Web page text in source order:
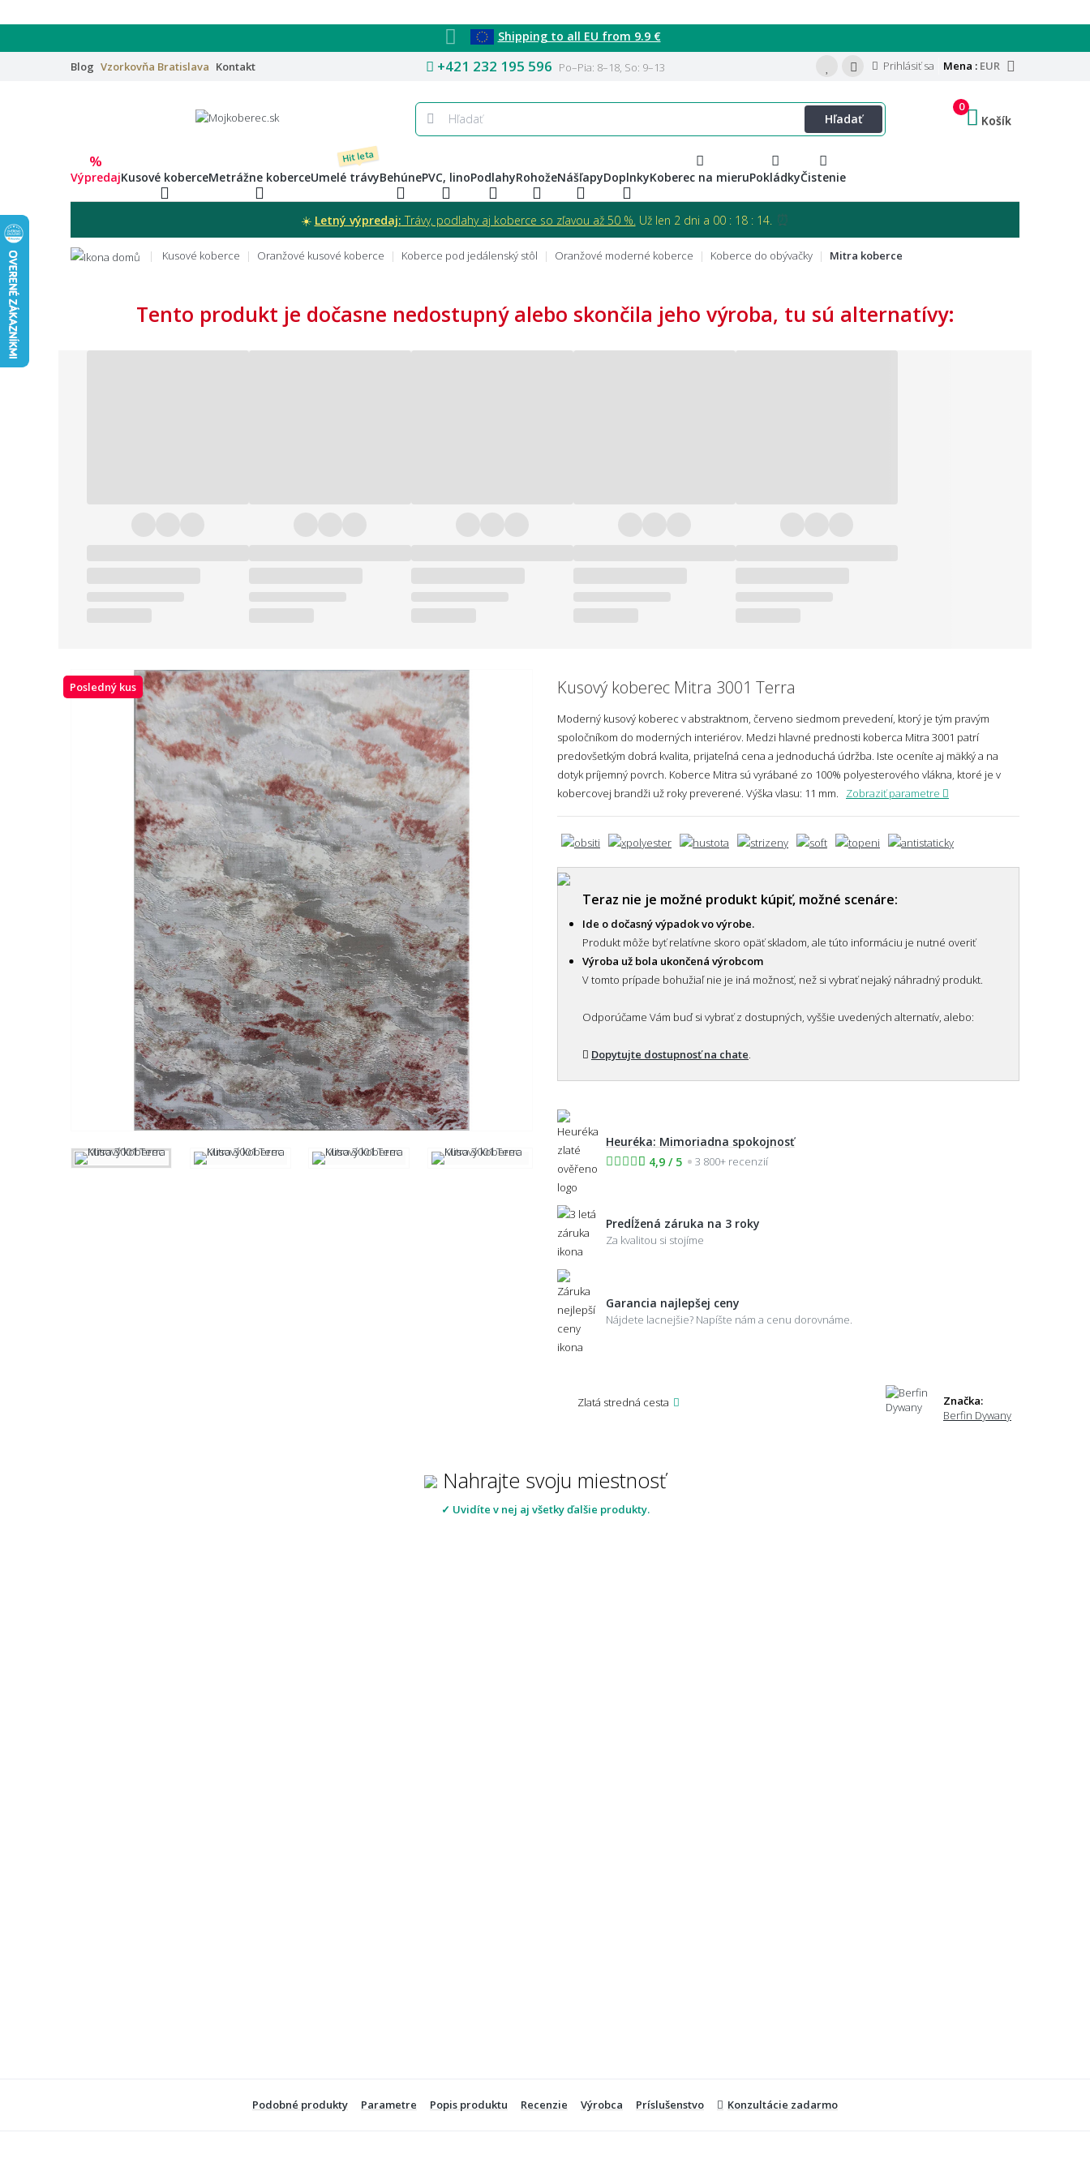
Shipping to all EU from 9.9 €
Blog Vzorkovňa Bratislava Kontakt +421 232 195 596 Po–Pia: 8–18, So: 9–13 Mena : EUR
Prihlásiť sa
Hľadať
0
Košík
%
VýpredajKusové koberceMetrážne koberce
Hit leta
Umelé trávyBehúnePVC, linoPodlahyRohožeNášľapyDoplnkyKoberec na mieruPokládkyČistenie
☀️ Letný výpredaj: Trávy, podlahy aj koberce so zľavou až 50 %. Už len 2 dni a 00 : 18 : 13. ⏰
Kusové koberce Oranžové kusové koberce Koberce pod jedálenský stôl Oranžové moderné koberce Koberce do obývačky Mitra koberce
Tento produkt je dočasne nedostupný alebo skončila jeho výroba, tu sú alternatívy:
Posledný kus Kusový koberec Mitra 3001 Terra
Moderný kusový koberec v abstraktnom, červeno siedmom prevedení, ktorý je tým pravým
spoločníkom do moderných interiérov. Medzi hlavné prednosti koberca Mitra 3001 patrí
predovšetkým dobrá kvalita, prijateľná cena a jednoduchá údržba. Iste oceníte aj mäkký a na
dotyk príjemný povrch. Koberce Mitra sú vyrábané zo 100% polyesterového vlákna, ktoré je v
kobercovej brandži už roky preverené. Výška vlasu: 11 mm. Zobraziť parametre
Teraz nie je možné produkt kúpiť, možné scenáre:
Ide o dočasný výpadok vo výrobe.
Produkt môže byť relatívne skoro opäť skladom, ale túto informáciu je nutné overiť
Výroba už bola ukončená výrobcom
V tomto prípade bohužiaľ nie je iná možnosť, než si vybrať nejaký náhradný produkt.
Odporúčame Vám buď si vybrať z dostupných, vyššie uvedených alternatív, alebo:
Dopytujte dostupnosť na chate
Heuréka: Mimoriadna spokojnosť
4,9 / 5
3 800+ recenzií
Predĺžená záruka na 3 roky
Za kvalitou si stojíme
Garancia najlepšej ceny
Nájdete lacnejšie? Napíšte nám a cenu dorovnáme.
Zlatá stredná cesta
Značka:
Berfin Dywany
Nahrajte svoju miestnosť
✓ Uvidíte v nej aj všetky ďalšie produkty.
Podobné produkty Parametre Popis produktu Recenzie Výrobca Príslušenstvo Konzultácie zadarmo